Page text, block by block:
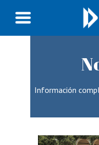
Información